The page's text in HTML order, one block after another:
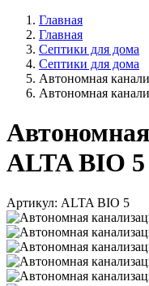
Главная
Главная
Септики для дома
Септики для дома
Автономная
Автономная
ALTA BIO 5
Артикул: ALTA BIO 5